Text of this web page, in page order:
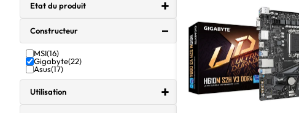
Etat du produit
Constructeur
MSI(16)
Gigabyte(22)
Asus(17)
Utilisation